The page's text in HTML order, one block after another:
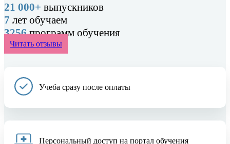
21 000+ выпускников
7 лет обучаем
3256программ обучения
Читать отзывы
Учеба сразу после оплаты
Персональный доступ на портал обучения